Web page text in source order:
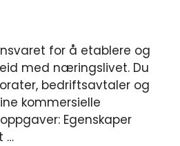
for å etablere og
med næringslivet. Du
bedriftsavtaler og
kommersielle
Egenskaper
…